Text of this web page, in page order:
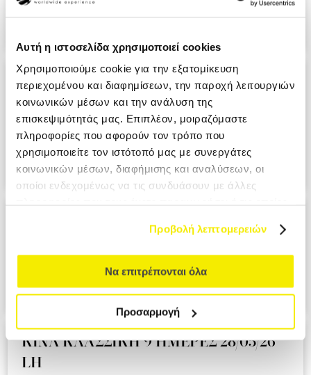
Αυτή η ιστοσελίδα χρησιμοποιεί cookies
Χρησιμοποιούμε cookie για την εξατομίκευση
περιεχομένου και διαφημίσεων, την παροχή λειτουργιών
κοινωνικών μέσων και την ανάλυση της
επισκεψιμότητάς μας. Επιπλέον, μοιραζόμαστε
πληροφορίες που αφορούν τον τρόπο που
χρησιμοποιείτε τον ιστότοπό μας με συνεργάτες
κοινωνικών μέσων, διαφήμισης και αναλύσεων, οι
οποίοι ενδεχομένως να τις συνδυάσουν με άλλες
Προβολή λεπτομερειών
Να επιτρέπονται όλα
Προσαρμογή
σας και ημαστε πολυ ευχαριστημενοι απο την εμπειρια!!!.
ΑΝΔΑΛΟΥΣΙΑ - ΓΙΒΡΑΛΤΑΡ 9 ΗΜΕΡΕΣ
28/05/26 A3
Ο επαγγελματισμος σε ολο το μεγαλειο του. Σιγουρα θα το
προτιμησουμε στο επομενο ταξιδι μας. PANAGIOTOPOULOU
ATHANASIA MRS
ΗΜΕΡΕΣ 29/05/26 ΑΖ
ΥΠΕΡΟΧΟ ΤΑΞΙΔΙ ΠΟΥ ΜΑΣ ΕΚΑΝΕ ΝΑ ΣΥΓΚΙΝΗΘΟΥΜΕ ΣΤΑ
ΚΙΝΑ KΛΑΣΣΙΚΗ 9 ΗΜΕΡΕΣ 28/05/26
LH